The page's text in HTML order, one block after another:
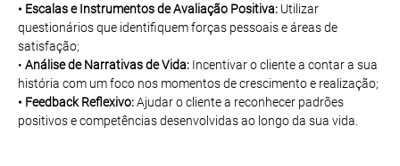
• Escalas e Instrumentos de Avaliação Positiva: Utilizar
questionários que identifiquem forças pessoais e áreas de
satisfação;
• Análise de Narrativas de Vida: Incentivar o cliente a contar a sua
história com um foco nos momentos de crescimento e realização;
• Feedback Reflexivo:Ajudar o cliente a reconhecer padrões
positivos e competências desenvolvidas ao longo da sua vida.